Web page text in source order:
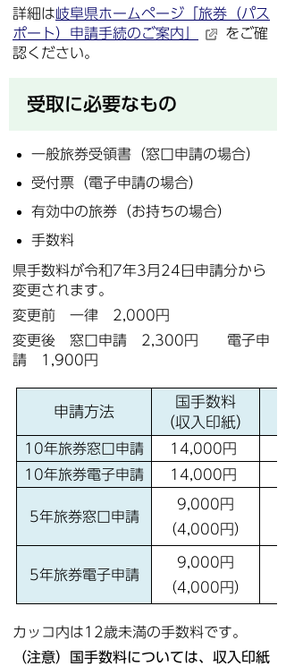
詳細は岐阜県ホームページ「旅券（パス
ポート）申請手続のご案内」
をご確
認ください。
受取に必要なもの
一般旅券受領書（窓口申請の場合）
受付票（電子申請の場合）
有効中の旅券（お持ちの場合）
手数料
県手数料が令和7年3月24日申請分から
変更されます。
変更前 一律 2,000円
変更後 窓口申請 2,300円 電子申
請 1,900円
申請方法
国手数料
（収入印紙）
10年旅券窓口申請
14,000円
10年旅券電子申請
14,000円
5年旅券窓口申請
9,000円
（4,000円）
5年旅券電子申請
9,000円
（4,000円）
カッコ内は12歳未満の手数料です。
（注意）国手数料については、収入印紙